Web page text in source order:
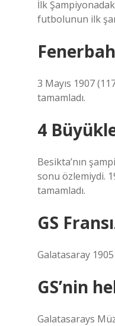
İlk
futbolunun ilk
3 Mayıs 1907
tamamladı.
4
Besikta’nın
sonu özlemiydi.
tamamladı.
GS
Galatasaray
GS’nin
Galatasarays